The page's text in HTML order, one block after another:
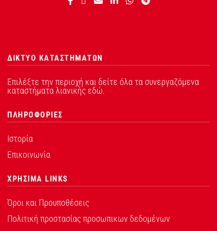
ΔΙΚΤΥΟ ΚΑΤΑΣΤΗΜΑΤΩΝ
Επιλέξτε την περιοχή και δείτε όλα τα συνεργαζόμενα
καταστήματα λιανικής εδώ.
ΠΛΗΡΟΦΟΡΙΕΣ
Ιστορία
Επικοινωνία
ΧΡΗΣΙΜΑ LINKS
Όροι και Προυποθέσεις
Πολιτική προστασίας προσωπικων δεδομένων